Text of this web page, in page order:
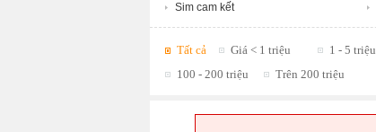
Sim cam kết
Tất cả Giá < 1 triệu 1 - 5 triệu
100 - 200 triệu
Trên 200 triệu